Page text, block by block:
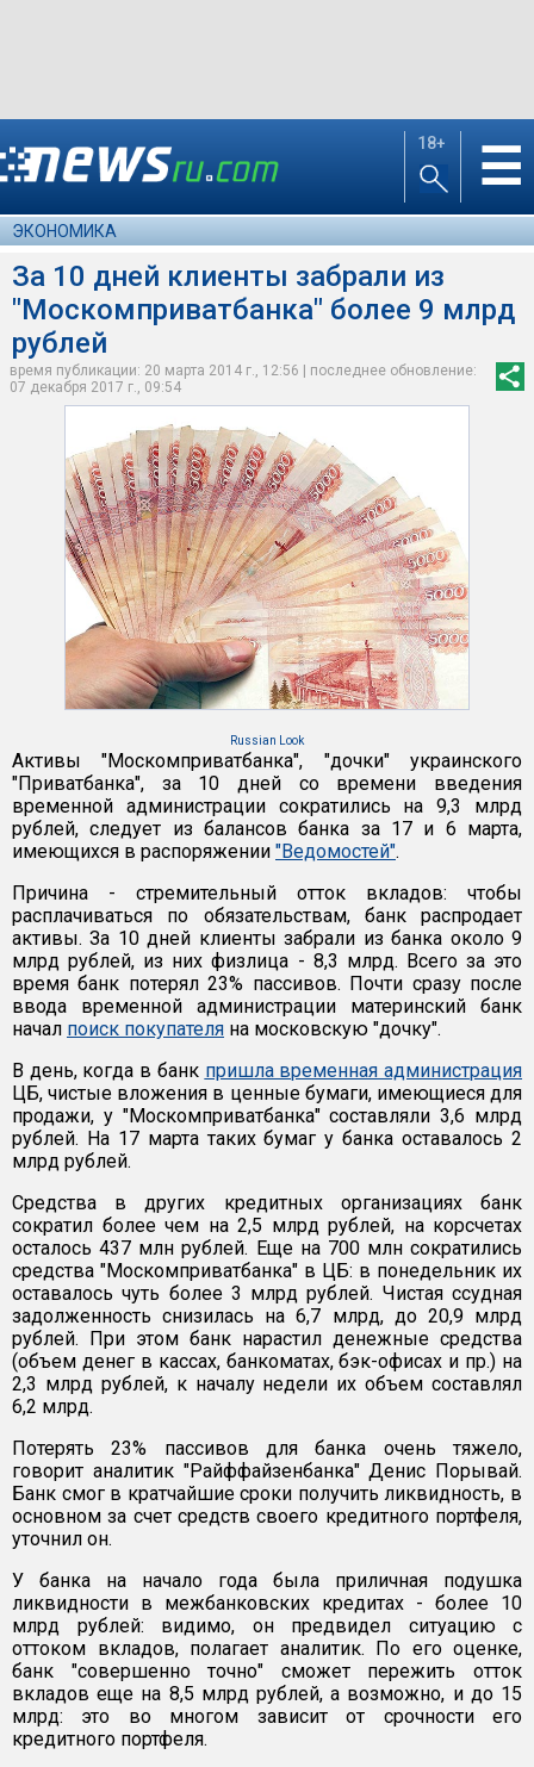
18+ ☰
ЭКОНОМИКА
За 10 дней клиенты забрали из
"Москомприватбанка" более 9 млрд
рублей
время публикации: 20 марта 2014 г., 12:56 | последнее обновление:
07 декабря 2017 г., 09:54
Russian Look
Активы "Москомприватбанка", "дочки" украинского
"Приватбанка", за 10 дней со времени введения
временной администрации сократились на 9,3 млрд
рублей, следует из балансов банка за 17 и 6 марта,
имеющихся в распоряжении "Ведомостей".
Причина - стремительный отток вкладов: чтобы
расплачиваться по обязательствам, банк распродает
активы. За 10 дней клиенты забрали из банка около 9
млрд рублей, из них физлица - 8,3 млрд. Всего за это
время банк потерял 23% пассивов. Почти сразу после
ввода временной администрации материнский банк
начал поиск покупателя на московскую "дочку".
В день, когда в банк пришла временная администрация
ЦБ, чистые вложения в ценные бумаги, имеющиеся для
продажи, у "Москомприватбанка" составляли 3,6 млрд
рублей. На 17 марта таких бумаг у банка оставалось 2
млрд рублей.
Средства в других кредитных организациях банк
сократил более чем на 2,5 млрд рублей, на корсчетах
осталось 437 млн рублей. Еще на 700 млн сократились
средства "Москомприватбанка" в ЦБ: в понедельник их
оставалось чуть более 3 млрд рублей. Чистая ссудная
задолженность снизилась на 6,7 млрд, до 20,9 млрд
рублей. При этом банк нарастил денежные средства
(объем денег в кассах, банкоматах, бэк-офисах и пр.) на
2,3 млрд рублей, к началу недели их объем составлял
6,2 млрд.
Потерять 23% пассивов для банка очень тяжело,
говорит аналитик "Райффайзенбанка" Денис Порывай.
Банк смог в кратчайшие сроки получить ликвидность, в
основном за счет средств своего кредитного портфеля,
уточнил он.
У банка на начало года была приличная подушка
ликвидности в межбанковских кредитах - более 10
млрд рублей: видимо, он предвидел ситуацию с
оттоком вкладов, полагает аналитик. По его оценке,
банк "совершенно точно" сможет пережить отток
вкладов еще на 8,5 млрд рублей, а возможно, и до 15
млрд: это во многом зависит от срочности его
кредитного портфеля.